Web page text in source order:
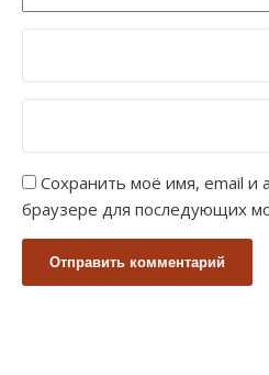
Сохранить моё имя, email и
браузере для последующих